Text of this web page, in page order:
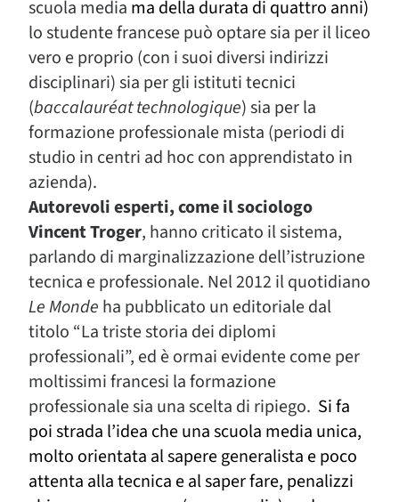
scuola media ma della durata di quattro anni)
lo studente francese può optare sia per il liceo
vero e proprio (con i suoi diversi indirizzi
disciplinari) sia per gli istituti tecnici
(baccalauréat technologique) sia per la
formazione professionale mista (periodi di
studio in centri ad hoc con apprendistato in
azienda).
Autorevoli esperti, come il sociologo
Vincent Troger, hanno criticato il sistema,
parlando di marginalizzazione dell’istruzione
tecnica e professionale. Nel 2012 il quotidiano
Le Monde ha pubblicato un editoriale dal
titolo “La triste storia dei diplomi
professionali”, ed è ormai evidente come per
moltissimi francesi la formazione
professionale sia una scelta di ripiego. Si fa
poi strada l’idea che una scuola media unica,
molto orientata al sapere generalista e poco
attenta alla tecnica e al saper fare, penalizzi